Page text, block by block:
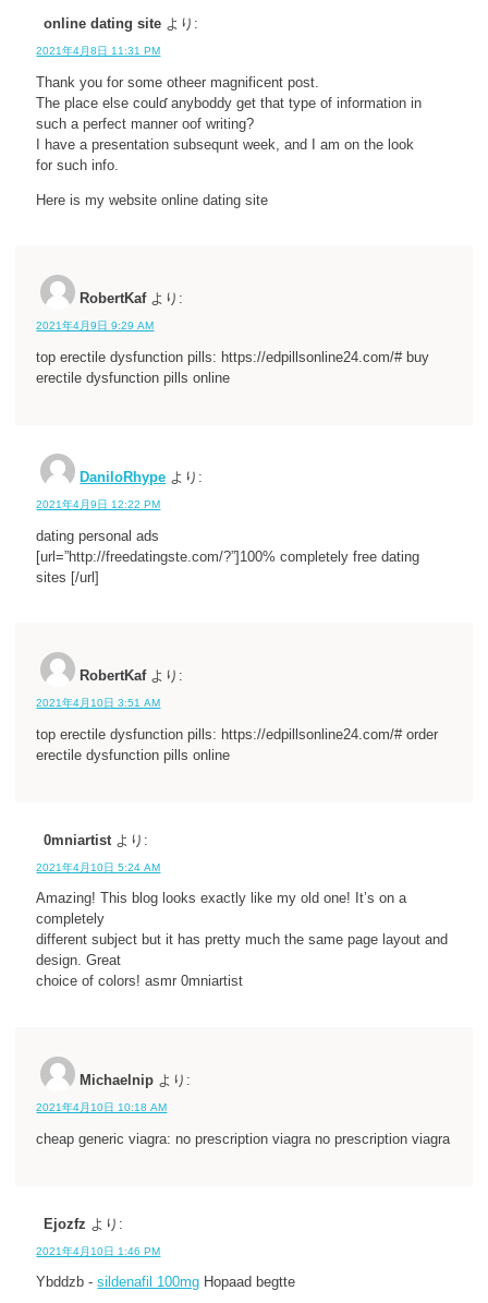
online dating site より:
2021年4月8日 11:31 PM
Thank you for ѕome otheer magnificent post.
The place else coulɗ anyboddy get that type of information іn
such a perfect manner oof writing?
I have a presentation subsequnt week, and I am on the look
for such info.
Here is my website online dating site
RobertKaf より:
2021年4月9日 9:29 AM
top erectile dysfunction pills: https://edpillsonline24.com/# buy
erectile dysfunction pills online
DaniloRhype より:
2021年4月9日 12:22 PM
dating personal ads
[url=”http://freedatingste.com/?”]100% completely free dating
sites [/url]
RobertKaf より:
2021年4月10日 3:51 AM
top erectile dysfunction pills: https://edpillsonline24.com/# order
erectile dysfunction pills online
0mniartist より:
2021年4月10日 5:24 AM
Amazing! This blog looks exactly like my old one! It’s on a
completely
different subject but it has pretty much the same page layout and
design. Great
choice of colors! asmr 0mniartist
Michaelnip より:
2021年4月10日 10:18 AM
cheap generic viagra: no prescription viagra no prescription viagra
Ejozfz より:
2021年4月10日 1:46 PM
Ybddzb -sildenafil 100mg Hopaad begtte